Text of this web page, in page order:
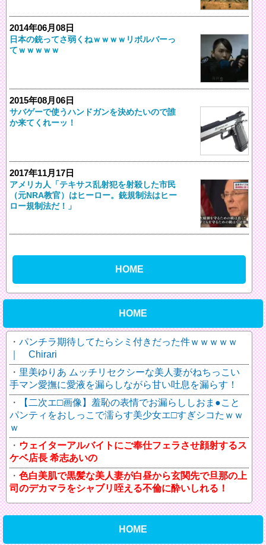
2014年06月08日
日本の銃ってさ弱くねｗｗｗｗリボルバーっ
てｗｗｗｗｗ
2015年08月06日
サバゲーで使うハンドガンを決めたいので誰
か来てくれーッ！
2017年11月17日
アメリカ人「テキサス乱射犯を射殺した市民
（元NRA教官）はヒーロー。銃規制法はヒー
ロー規制法だ！」
HOME
HOME
パンチラ期待してたらシミ付きだった件ｗｗｗｗｗ
｜ Chirari
里美ゆりあ ムッチリセクシーな美人妻がねちっこい
手マン愛撫に愛液を漏らしながら甘い吐息を漏らす！
【二次エ□画像】羞恥の表情でお漏らししおま●こと
パンティをおしっこで濡らす美少女エ□すぎシコたｗｗ
ｗ
ウェイターアルバイトにご奉仕フェラさせ顔射するス
ケベ店長 希志あいの
色白美肌で黒髪な美人妻が白昼から玄関先で旦那の上
司のデカマラをシャブリ咥える不倫に酔いしれる！
HOME